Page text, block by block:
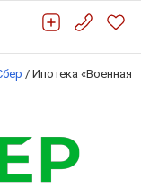
/ Ипотека «Военная